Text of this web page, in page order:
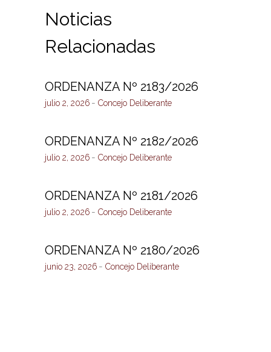
Noticias
Relacionadas
ORDENANZA Nº 2183/2026
julio 2, 2026 Concejo Deliberante
ORDENANZA Nº 2182/2026
julio 2, 2026 Concejo Deliberante
ORDENANZA Nº 2181/2026
julio 2, 2026 Concejo Deliberante
ORDENANZA Nº 2180/2026
junio 23, 2026 Concejo Deliberante